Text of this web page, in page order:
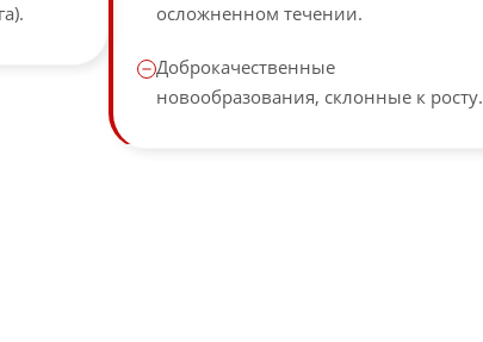
осложненном течении.
Доброкачественные
новообразования, склонные к росту.